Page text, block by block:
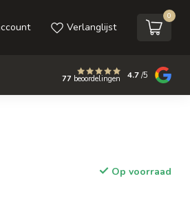
Verlanglijst
0
77 beoordelingen 4.7/5
Op voorraad